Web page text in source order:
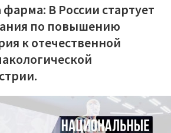
фарма: В России стартует
по повышению
к отечественной